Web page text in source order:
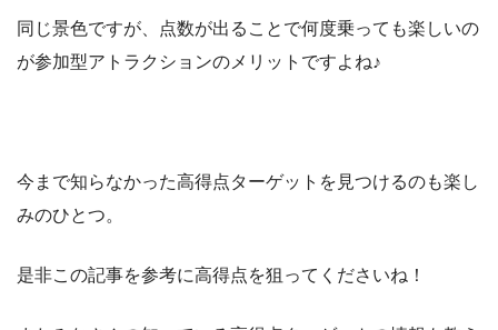
同じ景色ですが、点数が出ることで何度乗っても楽しいの
が参加型アトラクションのメリットですよね♪
今まで知らなかった高得点ターゲットを見つけるのも楽し
みのひとつ。
是非この記事を参考に高得点を狙ってくださいね！